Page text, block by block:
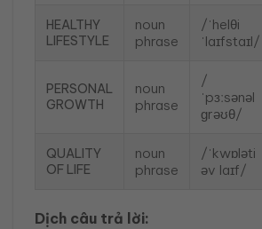
HEALTHY
LIFESTYLE
noun
phrase
/ˈhelθi
ˈlaɪfstaɪl/
PERSONAL
GROWTH
noun
phrase
/
ˈpɜːsənəl
ɡrəʊθ/
QUALITY
OF LIFE
noun
phrase
/ˈkwɒləti
əv laɪf/
Dịch câu trả lời: